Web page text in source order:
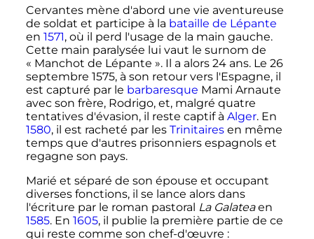
Cervantes mène d'abord une vie aventureuse
de soldat et participe à la bataille de Lépante
en 1571, où il perd l'usage de la main gauche.
Cette main paralysée lui vaut le surnom de
« Manchot de Lépante ». Il a alors 24 ans. Le 26
septembre 1575, à son retour vers l'Espagne, il
est capturé par le barbaresque Mami Arnaute
avec son frère, Rodrigo, et, malgré quatre
tentatives d'évasion, il reste captif à Alger. En
1580, il est racheté par les Trinitairesen même
temps que d'autres prisonniers espagnols et
regagne son pays.
Marié et séparé de son épouse et occupant
diverses fonctions, il se lance alors dans
l'écriture par le roman pastoral La Galateaen
1585. En 1605, il publie la première partie de ce
qui reste comme son chef-d'œuvre :